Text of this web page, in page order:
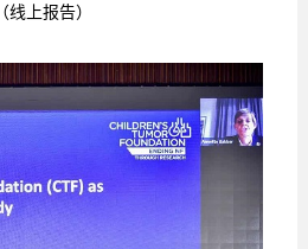
（线上报告）